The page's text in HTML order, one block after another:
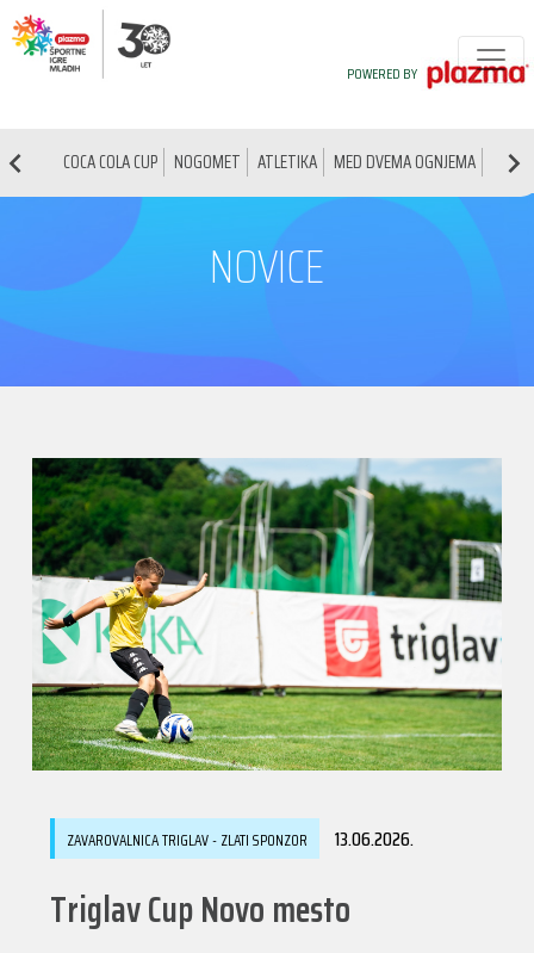
COCA COLA CUP NOGOMET ATLETIKA MED DVEMA OGNJEMA
POWERED BY
NOVICE
ZAVAROVALNICA TRIGLAV - ZLATI SPONZOR 13.06.2026.
Triglav Cup Novo mesto